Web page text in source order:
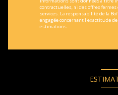
contractuelles, ni des offres
services. La responsabilité de la
engagée concernant l'exactitude
estimations.